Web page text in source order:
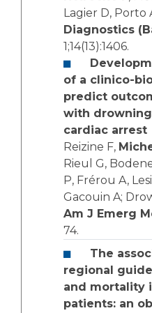
Lagier D, Porto
Diagnostics
1;14(13):1406.
of a clinico-
predict
with
cardiac arrest
Reizine F,
Rieul G,
P, Frérou A,
Gacouin A;
Am J Emerg
74.
The
regional
and mortality
patients: an